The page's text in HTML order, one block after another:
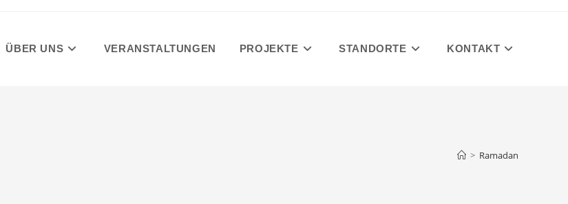
ÜBER UNS VERANSTALTUNGEN PROJEKTE STANDORTE KONTAKT
> Ramadan